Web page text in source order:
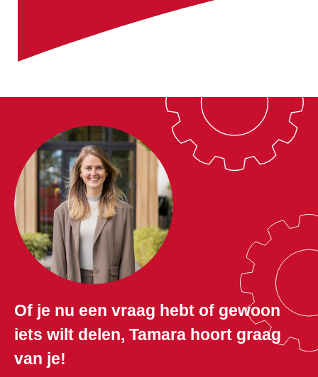
Of je nu een vraag hebt of gewoon
iets wilt delen, Tamara hoort graag
van je!